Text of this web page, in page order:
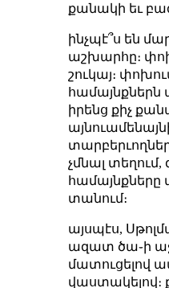
քանակի եւ
ինչպէ՞ս են
աշխարհը։
շուկայ։
համայնքներն
իրենց քիչ
չմնալ
տանում։
այսպէս,
ազատ ծա֊ի
մատուցելով
վաստակելով։